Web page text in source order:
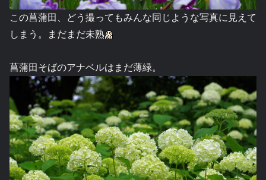
この菖蒲田、どう撮ってもみんな同じような写真に見えて
しまう。まだまだ未熟
菖蒲田そばのアナベルはまだ薄緑。